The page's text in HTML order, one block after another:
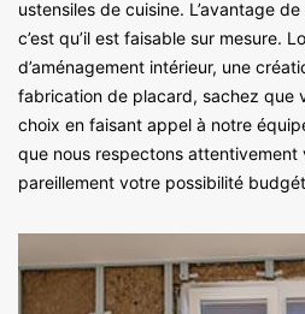
ustensiles de cuisine. L’avantage
c’est qu’il est faisable sur mesure.
d’aménagement intérieur, une
fabrication de placard, sachez que
choix en faisant appel à notre
que nous respectons
pareillement votre possibilité